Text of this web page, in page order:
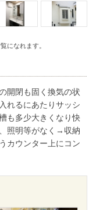
になれます。
開閉も固く換気の状
れるにあたりサッシ
も多少大きくなり快
照明等がなく→収納
カウンター上にコン